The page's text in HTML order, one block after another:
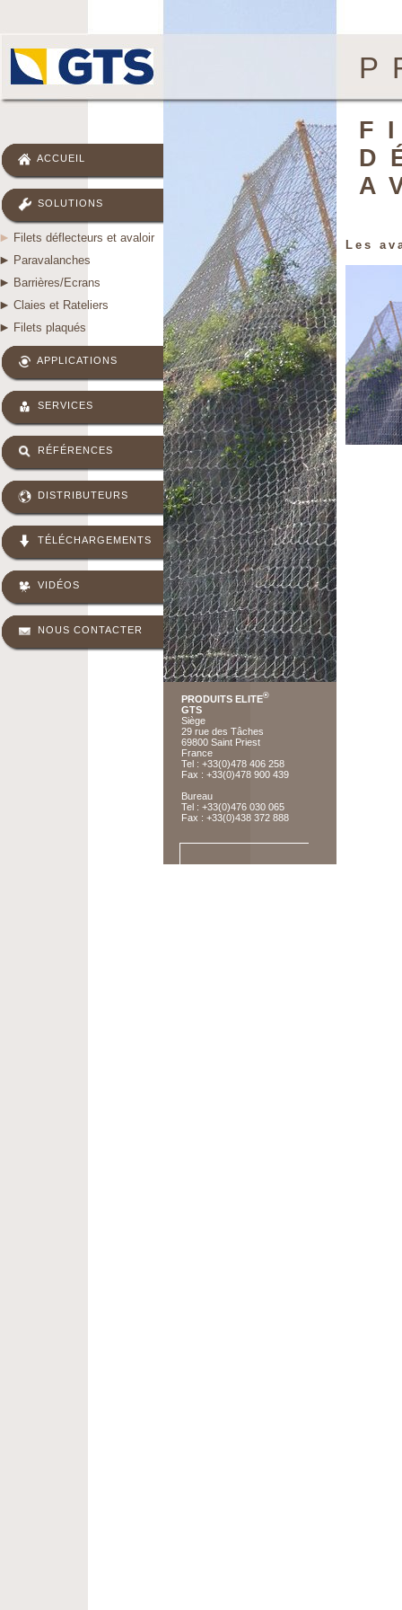
ACCUEIL
SOLUTIONS
Filets déflecteurs et avaloir
Paravalanches
Barrières/Ecrans
Claies et Rateliers
Filets plaqués
APPLICATIONS
SERVICES
RÉFÉRENCES
DISTRIBUTEURS
TÉLÉCHARGEMENTS
VIDÉOS
NOUS CONTACTER
PRODUITS ELITE®
GTS
Siège
29 rue des Tâches
69800 Saint Priest
France
Tel : +33(0)478 406 258
Fax : +33(0)478 900 439
Bureau
Tel : +33(0)476 030 065
Fax : +33(0)438 372 888
Les